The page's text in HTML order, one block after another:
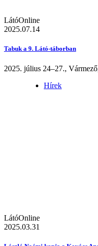
LátóOnline
2025.07.14
Tabuk a 9. Látó-táborban
2025. július 24–27.,
Hírek
LátóOnline
2025.03.31